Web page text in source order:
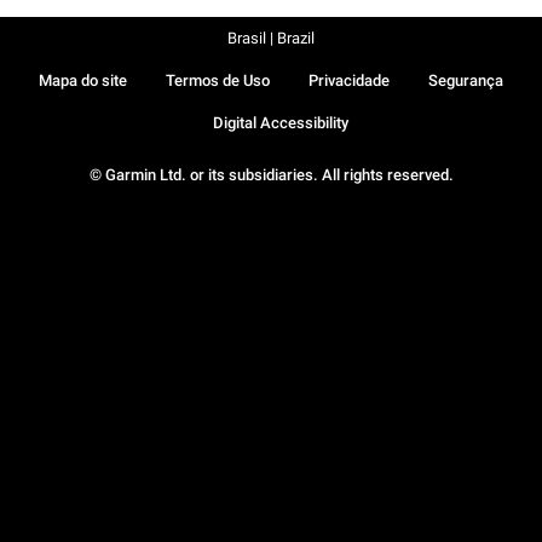
© Garmin Ltd. or its subsidiaries. All rights reserved.
Mapa do site Termos de Uso Privacidade Segurança
Digital Accessibility
Brasil | Brazil